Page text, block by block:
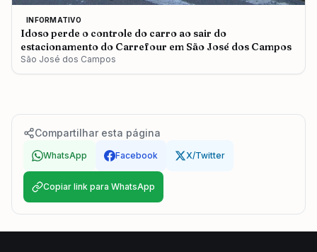
INFORMATIVO
Idoso perde o controle do carro ao sair do
estacionamento do Carrefour em São José dos Campos
São José dos Campos
Compartilhar esta página
WhatsApp Facebook X/Twitter
Copiar link para WhatsApp